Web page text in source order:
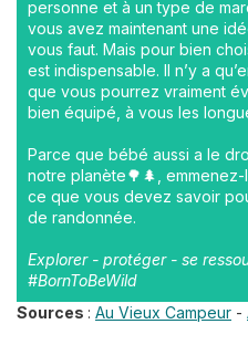
personne et à un type de
vous avez maintenant une
vous faut. Mais pour bien
est indispensable. Il n’y a
que vous pourrez vraiment
bien équipé, à vous les
Parce que bébé aussi a le
notre planète🌳🌲,
ce que vous devez savoir
de randonnée.
Explorer - protéger - se
#BornToBeWild
Sources : Au Vieux Campeur -